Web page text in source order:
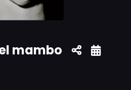
mambo